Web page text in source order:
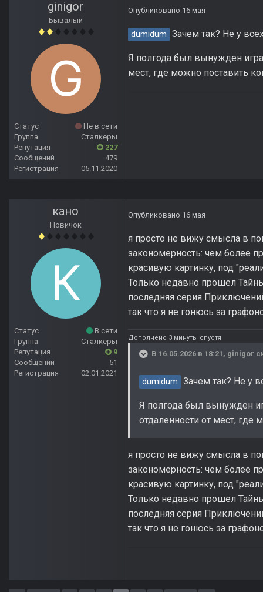
ginigor
Бывалый
Статус
Не в сети
Группа
Сталкеры
Репутация
227
Сообщений
479
Регистрация
05.11.2020
Опубликовано 16 мая
dumidum Зачем так? Не у
Я полгода был вынужден
мест, где можно поставить
кано
Новичок
Статус
В сети
Группа
Сталкеры
Репутация
9
Сообщений
51
Регистрация
02.01.2021
Опубликовано 16 мая
я просто не вижу смысла в
закономерность: чем более
красивую картинку, под
Только недавно прошел
последняя серия
так что я не гонюсь за
Дополнено 3 минуты спустя
В 16.05.2026 в 18:21, ginigor
dumidum Зачем так? Не у
Я полгода был вынужден
отдаленности от мест, где
я просто не вижу смысла в
закономерность: чем более
красивую картинку, под
Только недавно прошел
последняя серия
так что я не гонюсь за